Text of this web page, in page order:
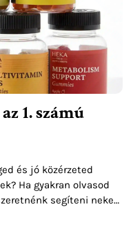
1. számú
és jó közérzeted
Ha gyakran olvasod
segíteni neked